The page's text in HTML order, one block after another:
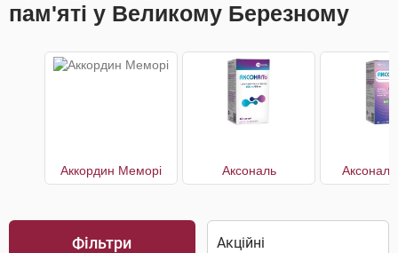
пам'яті у Великому Березному
Аккордин Меморі Аксональ Аксональ
Фільтри